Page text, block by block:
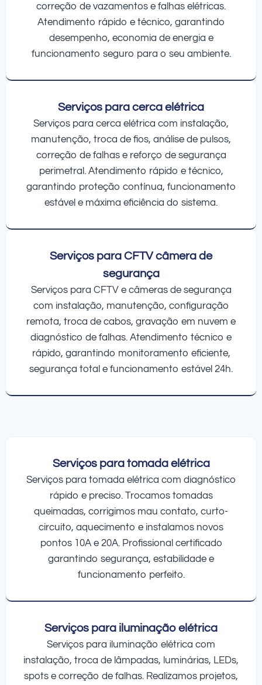
correção de vazamentos e falhas elétricas.
Atendimento rápido e técnico, garantindo
desempenho, economia de energia e
funcionamento seguro para o seu ambiente.
Serviços para cerca elétrica
Serviços para cerca elétrica com instalação,
manutenção, troca de fios, análise de pulsos,
correção de falhas e reforço de segurança
perimetral. Atendimento rápido e técnico,
garantindo proteção contínua, funcionamento
estável e máxima eficiência do sistema.
Serviços para CFTV câmera de
segurança
Serviços para CFTV e câmeras de segurança
com instalação, manutenção, configuração
remota, troca de cabos, gravação em nuvem e
diagnóstico de falhas. Atendimento técnico e
rápido, garantindo monitoramento eficiente,
segurança total e funcionamento estável 24h.
Serviços para tomada elétrica
Serviços para tomada elétrica com diagnóstico
rápido e preciso. Trocamos tomadas
queimadas, corrigimos mau contato, curto-
circuito, aquecimento e instalamos novos
pontos 10A e 20A. Profissional certificado
garantindo segurança, estabilidade e
funcionamento perfeito.
Serviços para iluminação elétrica
Serviços para iluminação elétrica com
instalação, troca de lâmpadas, luminárias, LEDs,
spots e correção de falhas. Realizamos projetos,